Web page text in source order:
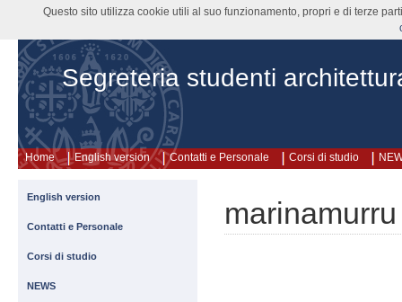
Segreteria studenti
Home English version Contatti e Personale Corsi di studio
marinamurru
English version
Contatti e Personale
Corsi di studio
NEWS
Questo sito utilizza cookie utili al suo funzionamento, propri e di terze